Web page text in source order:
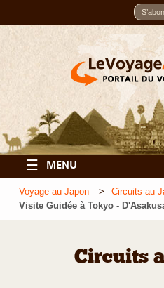
☰ MENU
Voyage au Japon
Circuits au
Visite Guidée à Tokyo -
Circuits